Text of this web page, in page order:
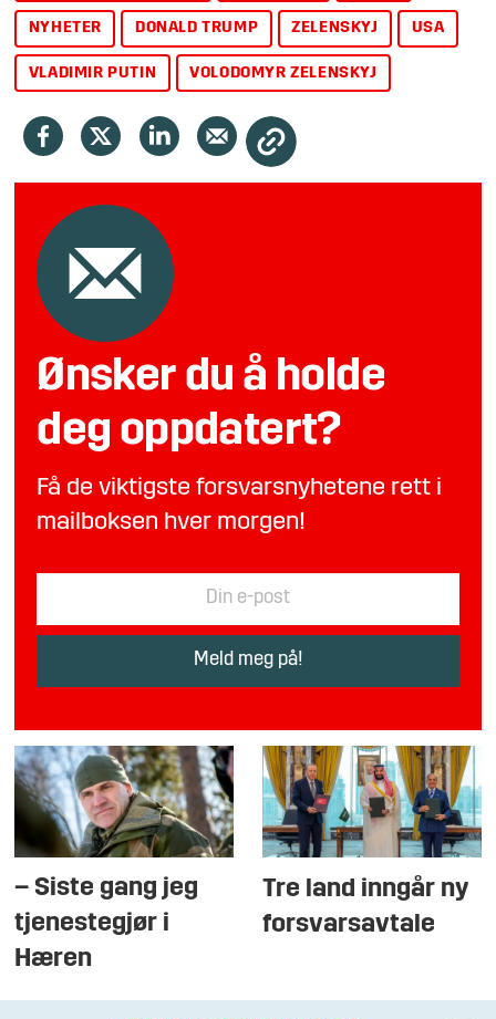
NYHETER DONALD TRUMP ZELENSKYJ USA
VLADIMIR PUTIN VOLODOMYR ZELENSKYJ
Ønsker du å holde
deg oppdatert?
Få de viktigste forsvarsnyhetene rett i
mailboksen hver morgen!
– Siste gang jeg
tjenestegjør i
Hæren
Tre land inngår ny
forsvarsavtale